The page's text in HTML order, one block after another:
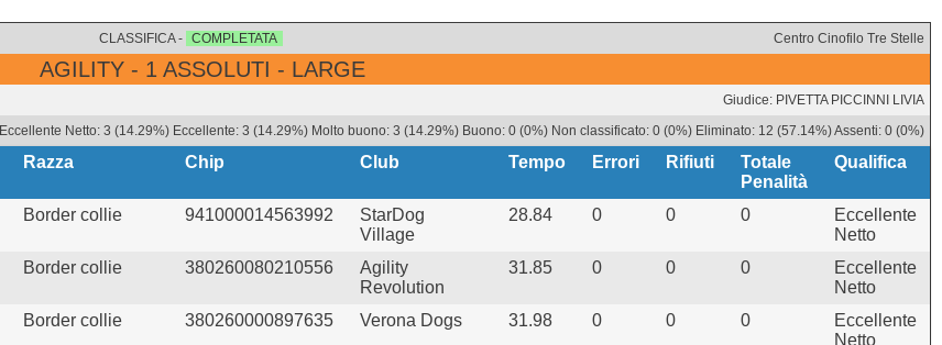
CLASSIFICA - COMPLETATA Centro Cinofilo Tre Stelle
AGILITY - 1 ASSOLUTI - LARGE
Giudice: PIVETTA PICCINNI LIVIA
Eccellente Netto: 3 (14.29%) Eccellente: 3 (14.29%) Molto buono: 3 (14.29%) Buono: 0 (0%) Non classificato: 0 (0%) Eliminato: 12 (57.14%) Assenti: 0 (0%)
Razza Chip Club Tempo Errori Rifiuti
Totale
Penalità
Qualifica
Border collie 941000014563992
StarDog
Village
28.84 0 0 0
Eccellente
Netto
Border collie 380260080210556
Agility
Revolution
31.85 0 0 0
Eccellente
Netto
Border collie 380260000897635 Verona Dogs 31.98 0 0 0
Eccellente
Netto